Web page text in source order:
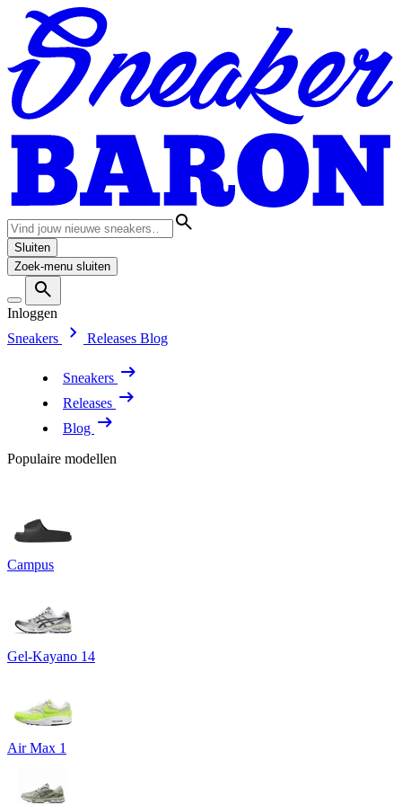
Sluiten
Zoek-menu sluiten
Inloggen
Sneakers
Releases Blog
Sneakers
Releases
Blog
Populaire modellen
Campus
Gel-Kayano 14
Air Max 1